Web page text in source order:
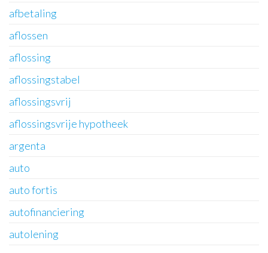
afbetaling
aflossen
aflossing
aflossingstabel
aflossingsvrij
aflossingsvrije hypotheek
argenta
auto
auto fortis
autofinanciering
autolening